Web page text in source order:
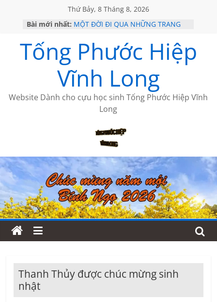
Thứ Bảy, 8 Tháng 8, 2026
Bài mới nhất: MỘT ĐỜI ĐI QUA NHỮNG TRANG
KHÔNG ĐỀ 19 CỦA THÁI LÃO
CHÙM THƠ CỦA BÍCH HÀ
GIÃ TỪ ĐÀ LẠT của ANTH ĐOÀN
HỌC SỬ HỒI XƯA
Tống Phước Hiệp
Vĩnh Long
Website Dành cho cựu học sinh Tống Phước Hiệp Vĩnh
Long
Thanh Thủy được chúc mừng sinh
nhật